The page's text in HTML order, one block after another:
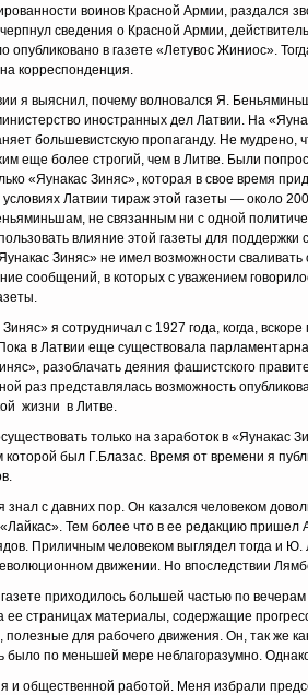
воинов Красной Армии, раздался
сведения о Красной Армии,
опубликовано в газете «Летувос Жиниос».
корреспон­денция.
я выяснил, почему волновался Я.
иностранных дел Латвии. На
большевистскую пропаганду. Не
еще более строгий, чем в Литве. Были
«Яунакас Зиняс», которая в свое время
Латвии тираж этой газеты — около
не связан­ным ни с одной
влияние этой газеты для
Зиняс» не имел возможности
сообщений, в которых с уважением
я сотрудничал с 1927 года, когда,
в Латвии еще существовала
разоблачать деяния фашистского
раз представлялась возможность
жизни в Литве.
только на заработок в «Яунакас
кото­рой был Г.Блазас. Время от времени я
знал с давних пор. Он казался человеком
Тем более что в ее редакцию
Приличным человеком выглядел тогда и
движении. Но впоследствии
газете приходилось большей частью по
ее страни­цах материалы, содержащие
для рабочего движения. Он, так же
было по меньшей мере небла­горазумно.
и общественной работой. Меня избрали